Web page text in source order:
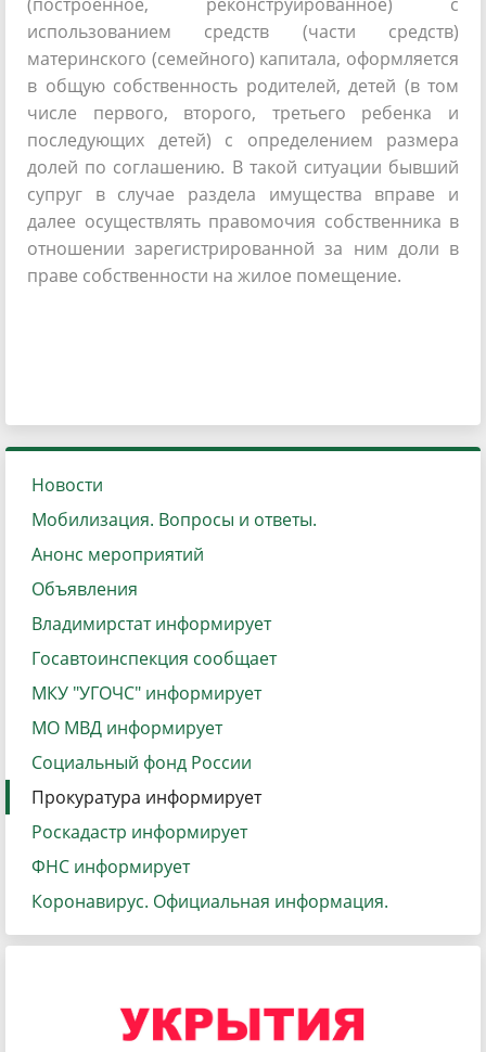
использованием средств (части средств)
материнского (семейного) капитала, оформляется
в общую собственность родителей, детей (в том
числе первого, второго, третьего ребенка и
последующих детей) с определением размера
долей по соглашению. В такой ситуации бывший
супруг в случае раздела имущества вправе и
далее осуществлять правомочия собственника в
отношении зарегистрированной за ним доли в
праве собственности на жилое помещение.
Новости
Мобилизация. Вопросы и ответы.
Анонс мероприятий
Объявления
Владимирстат информирует
Госавтоинспекция сообщает
МКУ "УГОЧС" информирует
МО МВД информирует
Социальный фонд России
Прокуратура информирует
Роскадастр информирует
ФНС информирует
Коронавирус. Официальная информация.